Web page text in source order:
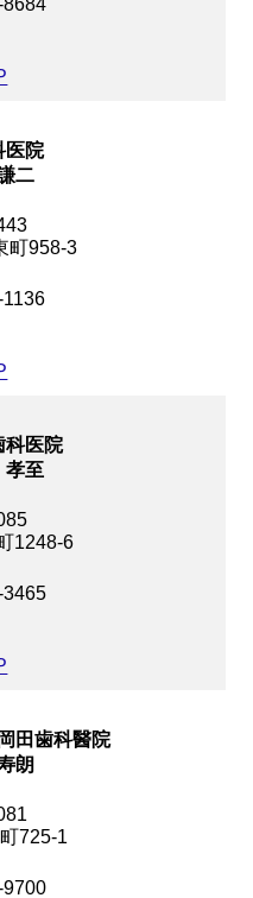
医院
二
町958-3
科医院
至
1248-6
田歯科醫院
朗
725-1